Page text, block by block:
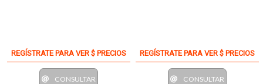
REGÍSTRATE PARA VER $ PRECIOS
CONSULTAR
REGÍSTRATE PARA VER $ PRECIOS
CONSULTAR